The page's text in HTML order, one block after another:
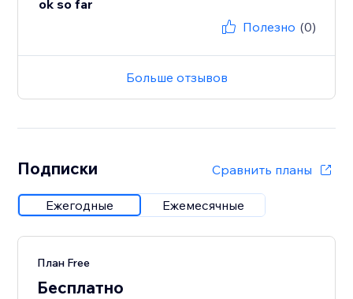
ok so far
Полезно (0)
Больше отзывов
Подписки Сравнить планы
Ежегодные Ежемесячные
План Free
Бесплатно